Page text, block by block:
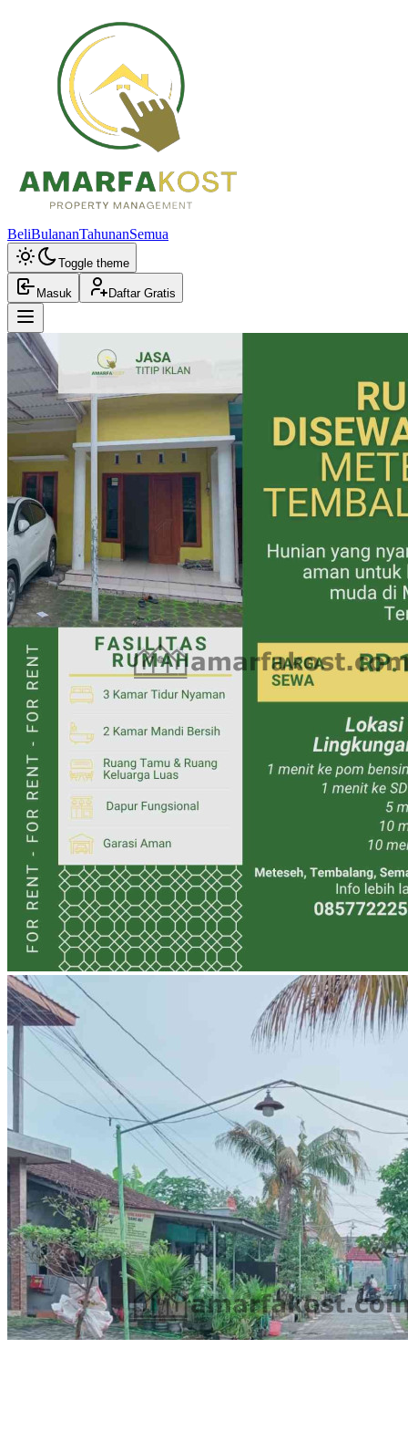
BeliBulananTahunanSemua
Toggle theme
Masuk Daftar Gratis